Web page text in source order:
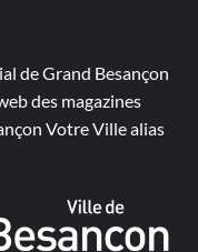
de Grand Besançon
des magazines
Votre Ville alias